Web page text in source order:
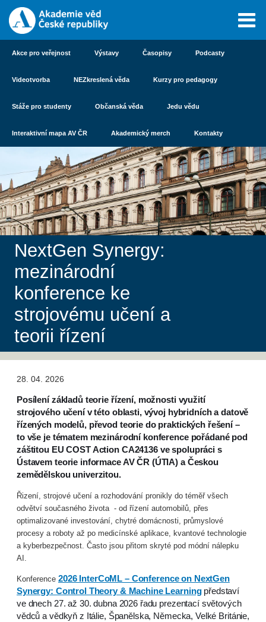
Akce pro veřejnost Výstavy Časopisy Podcasty
Videotvorba NEZkreslená věda Kurzy pro pedagogy
Stáže pro studenty Občanská věda Jedu vědu
Interaktivní mapa AV ČR Akademický merch Kontakty
NextGen Synergy:
mezinárodní
konference ke
strojovému učení a
teorii řízení
28. 04. 2026
Posílení základů teorie řízení, možnosti využití
strojového učení v této oblasti, vývoj hybridních a datově
řízených modelů, převod teorie do praktických řešení –
to vše je tématem mezinárodní konference pořádané pod
záštitou EU COST Action CA24136 ve spolupráci s
Ústavem teorie informace AV ČR (ÚTIA) a Českou
zemědělskou univerzitou.
Řizení, strojové učení a rozhodování pronikly do téměř všech
odvětví současného života - od řízení automobilů, přes
optimalizované investování, chytré domácnosti, průmyslové
procesy a roboty až po medicínské aplikace, kvantové technologie
a kyberbezpečnost. Často jsou přitom skryté pod módní nálepku
AI.
Konference 2026 InterCoML – Conference on NextGen
Synergy: Control Theory & Machine Learningpředstaví
ve dnech 27. až 30. dubna 2026 řadu prezentací světových
vědců a vědkyň z Itálie, Španělska, Německa, Velké Británie,